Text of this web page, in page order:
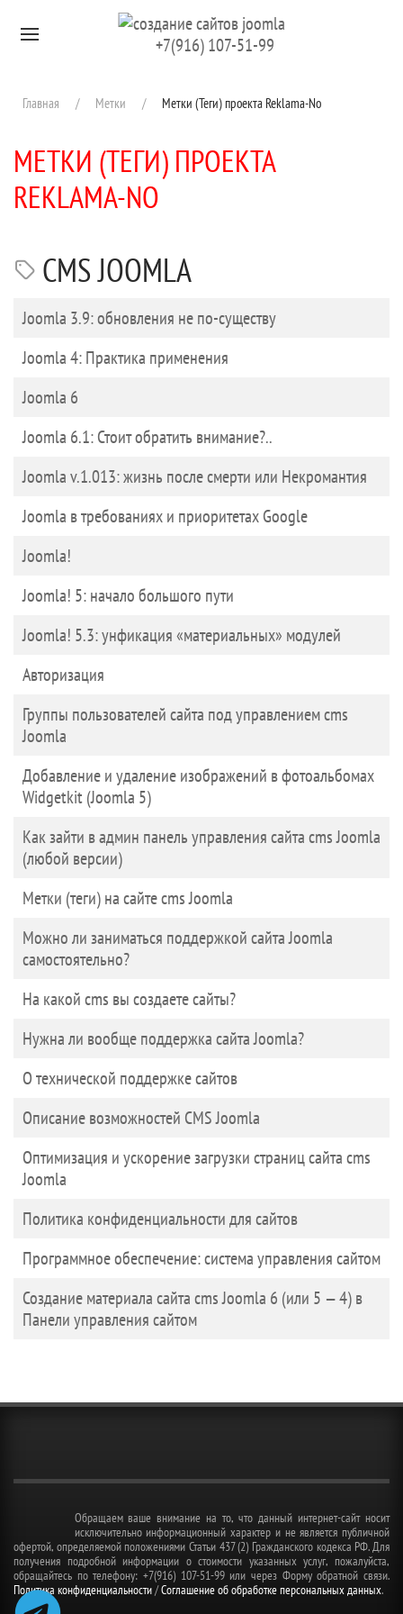
Перейти к содержимому+7(916) 107-51-99
Главная Метки Метки (Теги) проекта Reklama-No
МЕТКИ (ТЕГИ) ПРОЕКТА
REKLAMA-NO
CMS JOOMLA
Заголовок
Joomla 3.9: обновления не по-существу
Joomla 4: Практика применения
Joomla 6
Joomla 6.1: Стоит обратить внимание?..
Joomla v.1.013: жизнь после смерти или Некромантия
Joomla в требованиях и приоритетах Google
Joomla!
Joomla! 5: начало большого пути
Joomla! 5.3: унфикация «материальных» модулей
Авторизация
Группы пользователей сайта под управлением cms
Joomla
Добавление и удаление изображений в фотоальбомах
Widgetkit (Joomla 5)
Как зайти в админ панель управления сайта cms Joomla
(любой версии)
Метки (теги) на сайте cms Joomla
Можно ли заниматься поддержкой сайта Joomla
самостоятельно?
На какой cms вы создаете сайты?
Нужна ли вообще поддержка сайта Joomla?
О технической поддержке сайтов
Описание возможностей CMS Joomla
Оптимизация и ускорение загрузки страниц сайта cms
Joomla
Политика конфиденциальности для сайтов
Программное обеспечение: система управления сайтом
Создание материала сайта cms Joomla 6 (или 5 — 4) в
Панели управления сайтом
Обращаем ваше внимание на то, что данный интернет-сайт носит
исключительно информационный характер и не является публичной
офертой, определяемой положениями Статьи 437 (2) Гражданского кодекса РФ. Для
получения подробной информации о стоимости указанных услуг, пожалуйста,
обращайтесь по телефону: +7(916) 107-51-99 или через Форму обратной связи.
Политика конфиденциальности/Соглашение об обработке персональных данных.